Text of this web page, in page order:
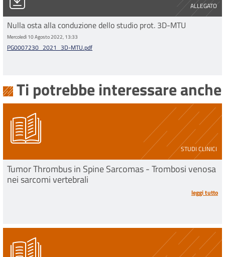
ALLEGATO
Nulla osta alla conduzione dello studio prot. 3D-MTU
Mercoledì 10 Agosto 2022, 13:33
PG0007230_2021_3D-MTU.pdf
Ti potrebbe interessare anche
STUDI CLINICI
Tumor Thrombus in Spine Sarcomas - Trombosi venosa
nei sarcomi vertebrali
leggi tutto